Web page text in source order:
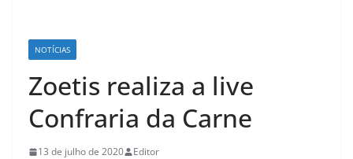
NOTÍCIAS
Zoetis realiza a live
Confraria da Carne
13 de julho de 2020 Editor